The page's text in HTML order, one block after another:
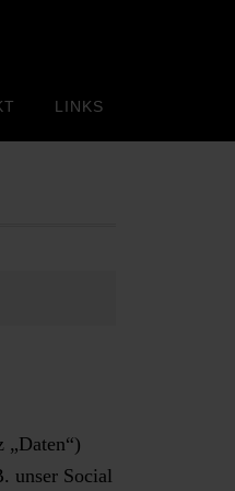
LINKS
„Daten“)
unser Social